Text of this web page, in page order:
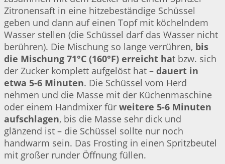
Zitronensaft in eine hitzebeständige Schüssel
geben und dann auf einen Topf mit köchelndem
Wasser stellen (die Schüssel darf das Wasser nicht
berühren). Die Mischung so lange verrühren, bis
die Mischung 71°C (160°F) erreicht hat bzw. sich
der Zucker komplett aufgelöst hat – dauert in
etwa 5-6 Minuten. Die Schüssel vom Herd
nehmen und die Masse mit der Küchenmaschine
oder einem Handmixer für weitere 5-6 Minuten
aufschlagen, bis die Masse sehr dick und
glänzend ist – die Schüssel sollte nur noch
handwarm sein. Das Frosting in einen Spritzbeutel
mit großer runder Öffnung füllen.